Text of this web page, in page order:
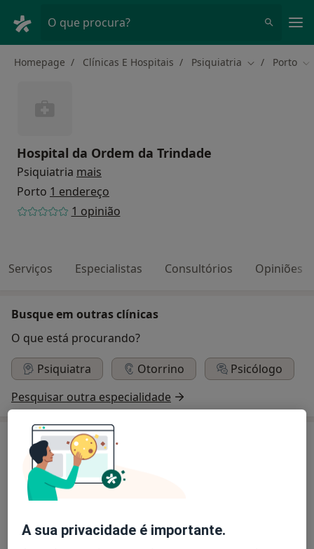
O que procura?
Homepage Clínicas E Hospitais Psiquiatria Mudar de
Porto
Hospital da Ordem da Trindade
Psiquiatria mais
Porto 1 endereço
1 opinião
Serviços Especialistas Consultórios Opiniões
Busque em outras clínicas
O que está procurando?
Psiquiatra
Otorrino
Psicólogo
Pesquisar outra especialidade
Serviços
Psiquiatria
Primeira consulta Psiquiatria
A sua privacidade é importante.